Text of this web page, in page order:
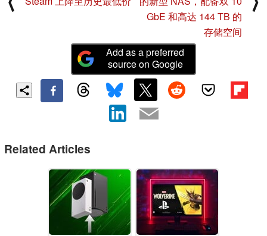
GbE 和高达 144 TB 的
存储空间
Add as a preferred
source on Google
Related Articles